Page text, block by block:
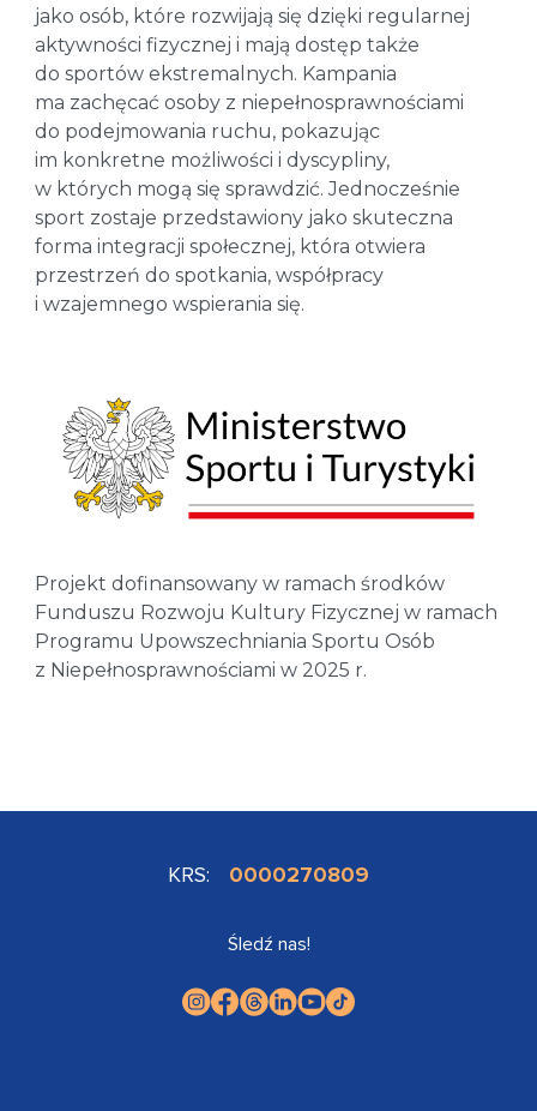
jako osób, które rozwijają się dzięki regularnej
aktywności fizycznej i mają dostęp także
do sportów ekstremalnych. Kampania
ma zachęcać osoby z niepełnosprawnościami
do podejmowania ruchu, pokazując
im konkretne możliwości i dyscypliny,
w których mogą się sprawdzić. Jednocześnie
sport zostaje przedstawiony jako skuteczna
forma integracji społecznej, która otwiera
przestrzeń do spotkania, współpracy
i wzajemnego wspierania się.
Projekt dofinansowany w ramach środków
Funduszu Rozwoju Kultury Fizycznej w ramach
Programu Upowszechniania Sportu Osób
z Niepełnosprawnościami w 2025 r.
KRS: 0000270809
Śledź nas!